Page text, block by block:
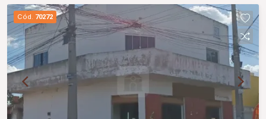
Cód. 70272